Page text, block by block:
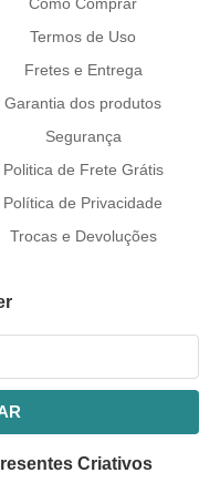
Como Comprar
Termos de Uso
Fretes e Entrega
Garantia dos produtos
Segurança
Politica de Frete Grátis
Política de Privacidade
Trocas e Devoluções
Criativos